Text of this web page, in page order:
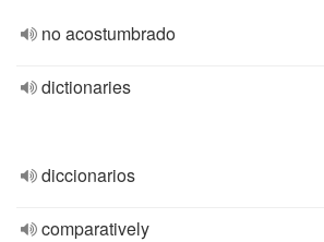
no acostumbrado
dictionaries
diccionarios
comparatively